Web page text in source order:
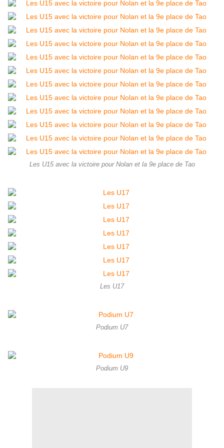
Les U15 avec la victoire pour Nolan et la 9e place de Tao
Les U17
Podium U7
Podium U9